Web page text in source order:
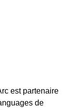
est partenaire
de